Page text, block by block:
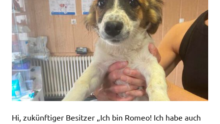
Hi, zukünftiger Besitzer „Ich bin Romeo! Ich habe auch